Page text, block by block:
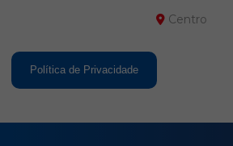
Centro
Política de Privacidade